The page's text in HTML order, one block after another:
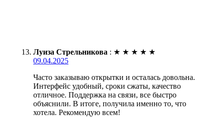
Луиза Стрельникова : ★ ★ ★ ★ ★
09.04.2025
Часто заказываю открытки и осталась довольна.
Интерфейс удобный, сроки сжаты, качество
отличное. Поддержка на связи, все быстро
объяснили. В итоге, получила именно то, что
хотела. Рекомендую всем!